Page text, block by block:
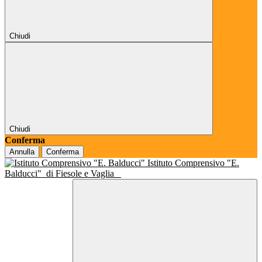
Chiudi
Chiudi
Conferma
Annulla Conferma
Istituto Comprensivo "E.
Balducci" di Fiesole e Vaglia